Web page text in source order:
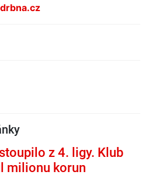
z 4. ligy. Klub
milionu korun